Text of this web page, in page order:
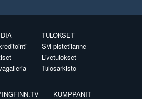
TULOKSET
SM-pistetilanne
Livetulokset
Tulosarkisto
KUMPPANIT